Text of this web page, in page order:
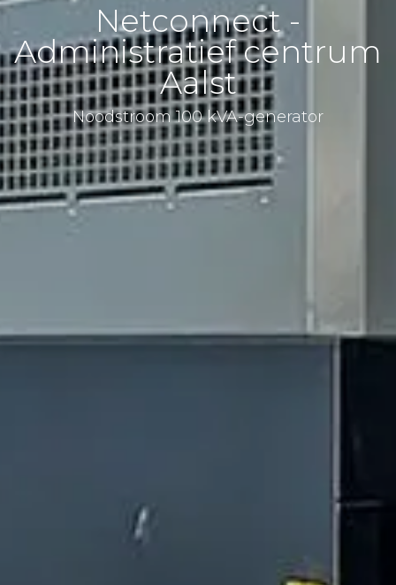
Netconnect -
Administratief centrum
Aalst
Noodstroom 100 kVA-generator